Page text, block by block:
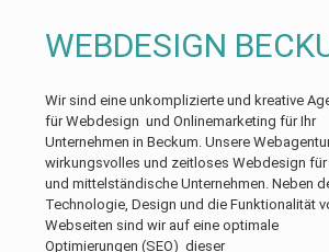
WEBDESIGN
Wir sind eine unkomplizierte und kreative
für Webdesign und Onlinemarketing für Ihr
Unternehmen in Beckum. Unsere
wirkungsvolles und zeitloses Webdesign für
und mittelständische Unternehmen. Neben
Technologie, Design und die Funktionalität
Webseiten sind wir auf eine optimale
Optimierungen (SEO) dieser